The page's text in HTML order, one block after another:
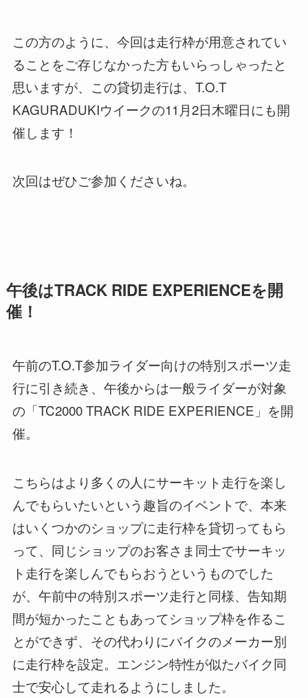
この方のように、今回は走行枠が用意されてい
ることをご存じなかった方もいらっしゃったと
思いますが、この貸切走行は、T.O.T
KAGURADUKIウイークの11月2日木曜日にも開
催します！
次回はぜひご参加くださいね。
午後はTRACK RIDE EXPERIENCEを開
催！
午前のT.O.T参加ライダー向けの特別スポーツ走
行に引き続き、午後からは一般ライダーが対象
の「TC2000 TRACK RIDE EXPERIENCE」を開
催。
こちらはより多くの人にサーキット走行を楽し
んでもらいたいという趣旨のイベントで、本来
はいくつかのショップに走行枠を貸切ってもら
って、同じショップのお客さま同士でサーキッ
ト走行を楽しんでもらおうというものでした
が、午前中の特別スポーツ走行と同様、告知期
間が短かったこともあってショップ枠を作るこ
とができず、その代わりにバイクのメーカー別
に走行枠を設定。エンジン特性が似たバイク同
士で安心して走れるようにしました。